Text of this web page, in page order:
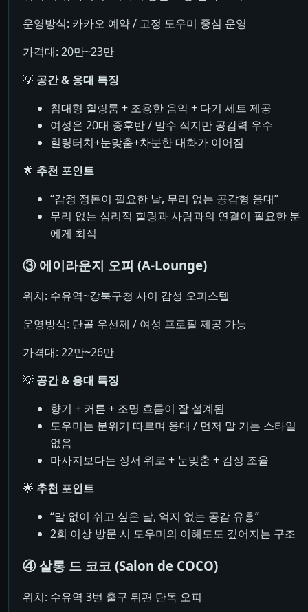
운영방식: 카카오 예약 / 고정 도우미 중심 운영
가격대: 20만~23만
💡 공간 & 응대 특징
침대형 힐링룸 + 조용한 음악 + 다기 세트 제공
여성은 20대 중후반 / 말수 적지만 공감력 우수
힐링터치+눈맞춤+차분한 대화가 이어짐
🌟 추천 포인트
“감정 정돈이 필요한 날, 무리 없는 공감형 응대”
무리 없는 심리적 힐링과 사람과의 연결이 필요한 분
에게 최적
③ 에이라운지 오피 (A-Lounge)
위치: 수유역~강북구청 사이 감성 오피스텔
운영방식: 단골 우선제 / 여성 프로필 제공 가능
가격대: 22만~26만
💡 공간 & 응대 특징
향기 + 커튼 + 조명 흐름이 잘 설계됨
도우미는 분위기 따르며 응대 / 먼저 말 거는 스타일
없음
마사지보다는 정서 위로 + 눈맞춤 + 감정 조율
🌟 추천 포인트
“말 없이 쉬고 싶은 날, 억지 없는 공감 유흥”
2회 이상 방문 시 도우미의 이해도도 깊어지는 구조
④ 살롱 드 코코 (Salon de COCO)
위치: 수유역 3번 출구 뒤편 단독 오피